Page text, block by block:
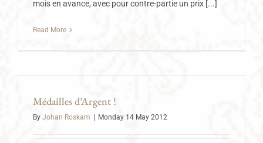
mois en avance, avec pour contre-partie un prix [...]
Read More
Médailles d’Argent !
By Johan Roskam Monday 14 May 2012